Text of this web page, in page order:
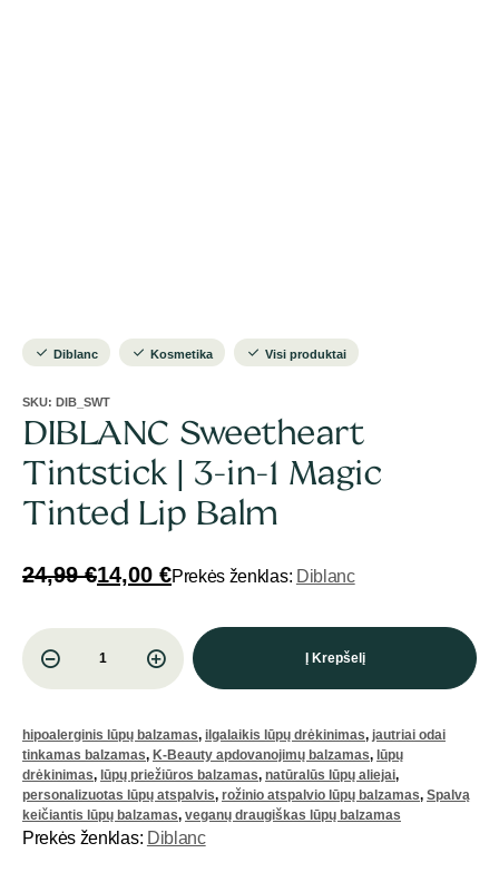
Diblanc Kosmetika Visi produktai
SKU: DIB_SWT
DIBLANC Sweetheart
Tintstick | 3-in-1 Magic
Tinted Lip Balm
24,99€14,00 €Prekės ženklas: Diblanc
Į Krepšelį
hipoalerginis lūpų balzamas, ilgalaikis lūpų drėkinimas, jautriai odai
tinkamas balzamas, K-Beauty apdovanojimų balzamas, lūpų
drėkinimas, lūpų priežiūros balzamas, natūralūs lūpų aliejai,
personalizuotas lūpų atspalvis, rožinio atspalvio lūpų balzamas, Spalvą
keičiantis lūpų balzamas, veganų draugiškas lūpų balzamas
Prekės ženklas: Diblanc